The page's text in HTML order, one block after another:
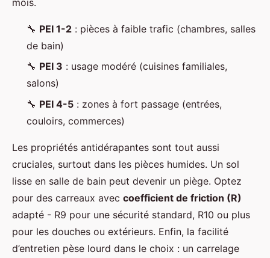
mois.
🔧 PEI 1-2 : pièces à faible trafic (chambres, salles
de bain)
🔧 PEI 3 : usage modéré (cuisines familiales,
salons)
🔧 PEI 4-5 : zones à fort passage (entrées,
couloirs, commerces)
Les propriétés antidérapantes sont tout aussi
cruciales, surtout dans les pièces humides. Un sol
lisse en salle de bain peut devenir un piège. Optez
pour des carreaux avec coefficient de friction (R)
adapté - R9 pour une sécurité standard, R10 ou plus
pour les douches ou extérieurs. Enfin, la facilité
d’entretien pèse lourd dans le choix : un carrelage